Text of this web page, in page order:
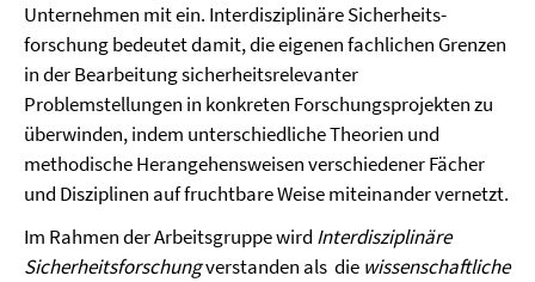
Unternehmen mit ein. Interdisziplinäre Sicherheits­­
forschung bedeutet damit, die eigenen fachlichen Grenzen
in der Bearbeitung sicherheits­relevanter
Problemstellungen in konkreten Forschungsprojekten zu
überwinden, indem unterschiedliche Theorien und
methodische Heran­gehensweisen verschiedener Fächer
und Disziplinen auf fruchtbare Weise miteinander vernetzt.
Im Rahmen der Arbeitsgruppe wird Interdisziplinäre
Sicherheitsforschungverstanden als die wissenschaftliche